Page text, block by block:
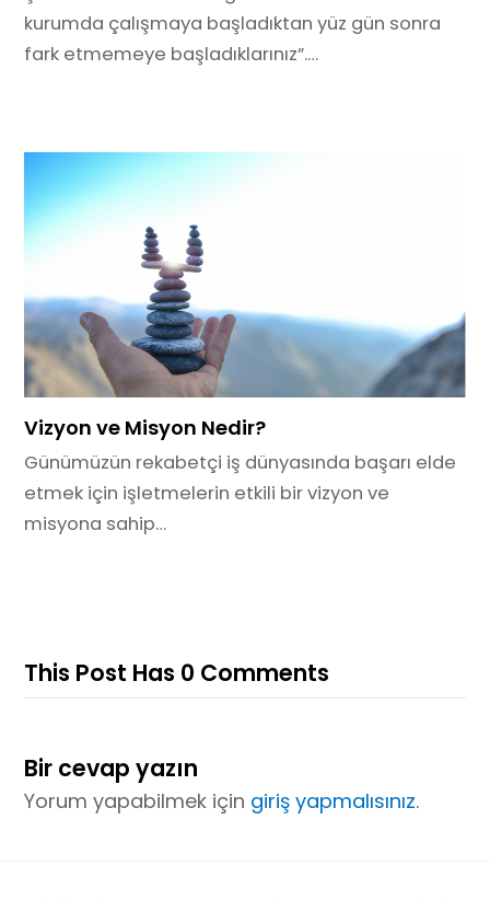
kurumda çalışmaya başladıktan yüz gün sonra
fark etmemeye başladıklarınız”.…
Vizyon ve Misyon Nedir?
Günümüzün rekabetçi iş dünyasında başarı elde
etmek için işletmelerin etkili bir vizyon ve
misyona sahip…
This Post Has 0 Comments
Bir cevap yazın
Yorum yapabilmek için giriş yapmalısınız.